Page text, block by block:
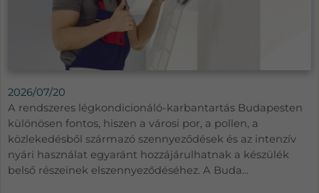
2026/07/20
A rendszeres légkondicionáló-karbantartás Budapesten
különösen fontos, hiszen a városi por, a pollen, a
közlekedésből származó szennyeződések és az intenzív
nyári használat egyaránt hozzájárulhatnak a készülék
belső részeinek elszennyeződéséhez. A Buda...